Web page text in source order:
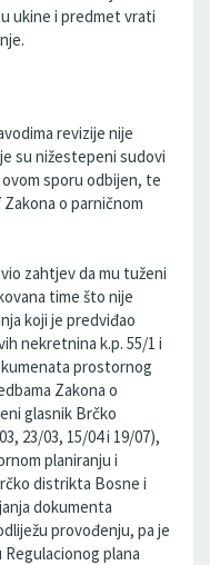
ukine i predmet vrati
revizije nije
su nižestepeni sudovi
sporu odbijen, te
o parničnom
zahtjev da mu tuženi
time što nije
koji je predviđao
nekretnina k.p. 55/1 i
prostornog
Zakona o
glasnik Brčko
23/03, 15/04 i 19/07),
planiranju i
distrikta Bosne i
dokumenta
provođenju, pa je
plana